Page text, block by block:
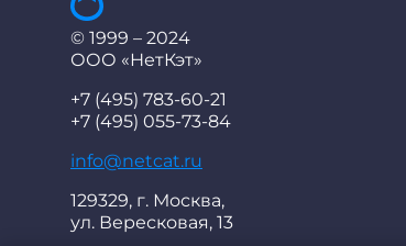
© 1999 – 2024
ООО «НетКэт»
+7 (495) 783-60-21
+7 (495) 055-73-84
info@netcat.ru
129329, г. Москва,
ул. Вересковая, 13